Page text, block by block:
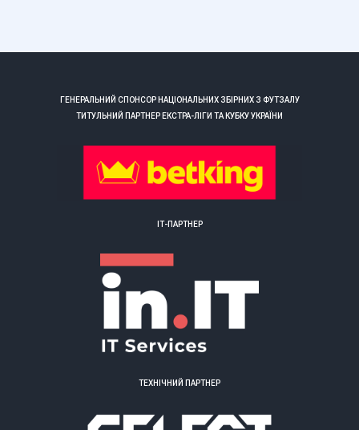
ГЕНЕРАЛЬНИЙ СПОНСОР НАЦІОНАЛЬНИХ ЗБІРНИХ З ФУТЗАЛУ
ТИТУЛЬНИЙ ПАРТНЕР ЕКСТРА-ЛІГИ ТА КУБКУ УКРАЇНИ
ІТ-ПАРТНЕР
ТЕХНІЧНИЙ ПАРТНЕР